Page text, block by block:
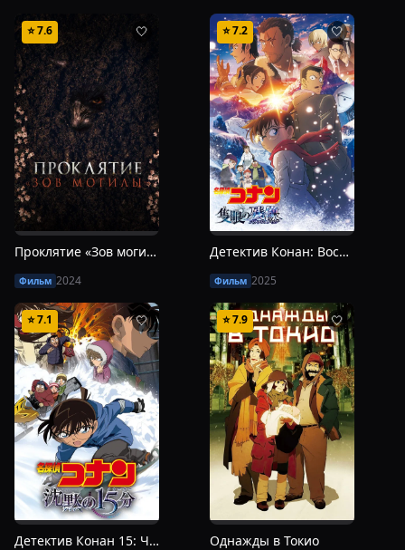
⭐7.6 🤍
Проклятие «Зов могилы»
Фильм 2024
⭐7.2 🤍
Детектив Конан: Воспоминания одноглазого
Фильм 2025
⭐7.1 🤍
Детектив Конан 15: Четверть тишины
⭐7.9 🤍
Однажды в Токио